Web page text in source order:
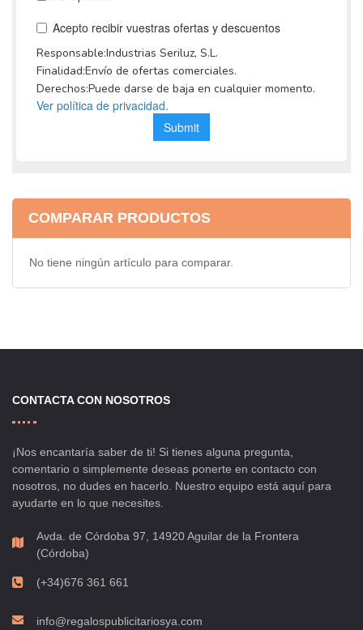
COMPARAR PRODUCTOS
No tiene ningún artículo para comparar.
CONTACTA CON NOSOTROS
¡Nos encantaría saber de ti! Si tienes alguna pregunta,
comentario o simplemente deseas ponerte en contacto con
nosotros, no dudes en hacerlo. Nuestro equipo está aquí para
ayudarte en lo que necesites.
Avda. de Córdoba 97, 14920 Aguilar de la Frontera
(Córdoba)
(+34)676 361 661
info@regalospublicitariosya.com